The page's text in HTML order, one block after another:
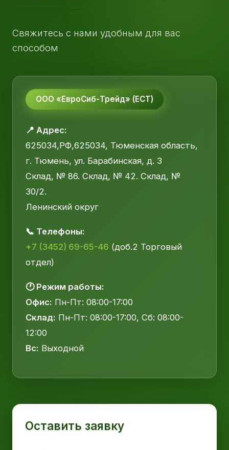
Свяжитесь с нами удобным для вас
способом
ООО «ЕвроСиб-Трейд» (ЕСТ)
📍 Адрес:
625034,РФ,625034, Тюменская область,
г. Тюмень, ул. Барабинская, д. 3
Склад, № 86. Склад, № 42. Склад, №
30/2.
Ленинский округ
📞 Телефоны:
+7 (3452) 69-65-46 (доб.2 Торговый
отдел)
🕐 Режим работы:
Офис: Пн-Пт: 08:00-17:00
Склад: Пн-Пт: 08:00-17:00, Сб: 08:00-
12:00
Вс: Выходной
Оставить заявку